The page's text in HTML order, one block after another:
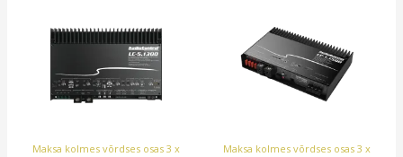
Maksa kolmes võrdses osas 3 x
Maksa kolmes võrdses osas 3 x